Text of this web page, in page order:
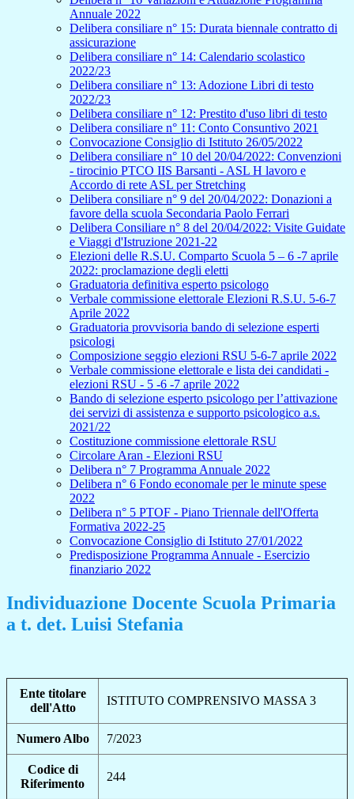
Annuale 2022
Delibera consiliare n° 15: Durata biennale contratto di
assicurazione
Delibera consiliare n° 14: Calendario scolastico
2022/23
Delibera consiliare n° 13: Adozione Libri di testo
2022/23
Delibera consiliare n° 12: Prestito d'uso libri di testo
Delibera consiliare n° 11: Conto Consuntivo 2021
Convocazione Consiglio di Istituto 26/05/2022
Delibera consiliare n° 10 del 20/04/2022: Convenzioni
- tirocinio PTCO IIS Barsanti - ASL H lavoro e
Accordo di rete ASL per Stretching
Delibera consiliare n° 9 del 20/04/2022: Donazioni a
favore della scuola Secondaria Paolo Ferrari
Delibera Consiliare n° 8 del 20/04/2022: Visite Guidate
e Viaggi d'Istruzione 2021-22
Elezioni delle R.S.U. Comparto Scuola 5 – 6 -7 aprile
2022: proclamazione degli eletti
Graduatoria definitiva esperto psicologo
Verbale commissione elettorale Elezioni R.S.U. 5-6-7
Aprile 2022
Graduatoria provvisoria bando di selezione esperti
psicologi
Composizione seggio elezioni RSU 5-6-7 aprile 2022
Verbale commissione elettorale e lista dei candidati -
elezioni RSU - 5 -6 -7 aprile 2022
Bando di selezione esperto psicologo per l’attivazione
dei servizi di assistenza e supporto psicologico a.s.
2021/22
Costituzione commissione elettorale RSU
Circolare Aran - Elezioni RSU
Delibera n° 7 Programma Annuale 2022
Delibera n° 6 Fondo economale per le minute spese
2022
Delibera n° 5 PTOF - Piano Triennale dell'Offerta
Formativa 2022-25
Convocazione Consiglio di Istituto 27/01/2022
Predisposizione Programma Annuale - Esercizio
finanziario 2022
Individuazione Docente Scuola Primaria
a t. det. Luisi Stefania
Ente titolare
dell'Atto
ISTITUTO COMPRENSIVO MASSA 3
Numero Albo 7/2023
Codice di
Riferimento
244